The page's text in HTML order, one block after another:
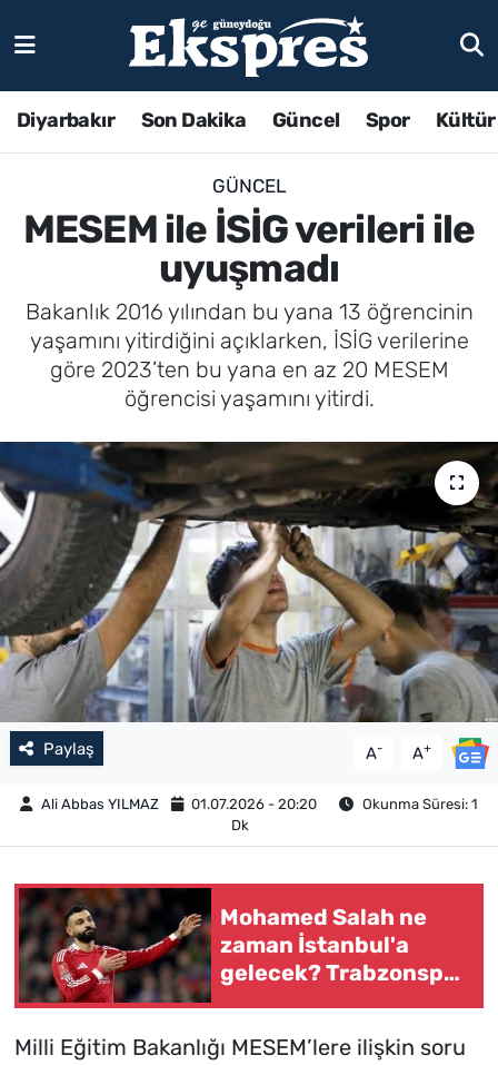
Diyarbakır Son Dakika Güncel Spor
GÜNCEL
MESEM ile İSİG verileri ile
uyuşmadı
Bakanlık 2016 yılından bu yana 13 öğrencinin
yaşamını yitirdiğini açıklarken, İSİG verilerine
göre 2023’ten bu yana en az 20 MESEM
öğrencisi yaşamını yitirdi.
Paylaş A- A+
Ali Abbas YILMAZ 01.07.2026 - 20:20
Okunma Süresi: 1
Dk
Mohamed Salah ne
zaman İstanbul'a
gelecek? Trabzonspor
Milli Eğitim Bakanlığı MESEM’lere ilişkin soru